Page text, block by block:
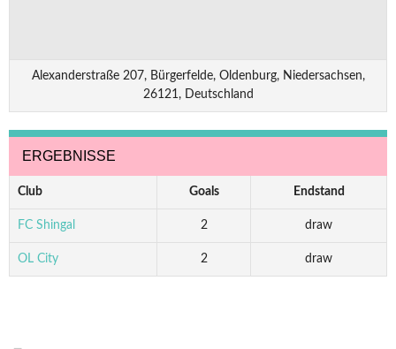
Alexanderstraße 207, Bürgerfelde, Oldenburg, Niedersachsen,
26121, Deutschland
ERGEBNISSE
Club Goals Endstand
FC Shingal 2 draw
OL City 2 draw